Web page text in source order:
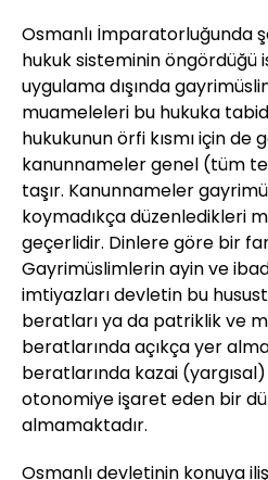
Osmanlı İmparatorluğunda
hukuk sisteminin öngördüğü
uygulama dışında
muameleleri bu hukuka
hukukunun örfi kısmı için de
kanunnameler genel (tüm
taşır. Kanunnameler
koymadıkça düzenledikleri
geçerlidir. Dinlere göre bir
Gayrimüslimlerin ayin ve
imtiyazları devletin bu
beratları ya da patriklik ve
beratlarında açıkça yer
beratlarında kazai
otonomiye işaret eden bir
almamaktadır.
Osmanlı devletinin konuya